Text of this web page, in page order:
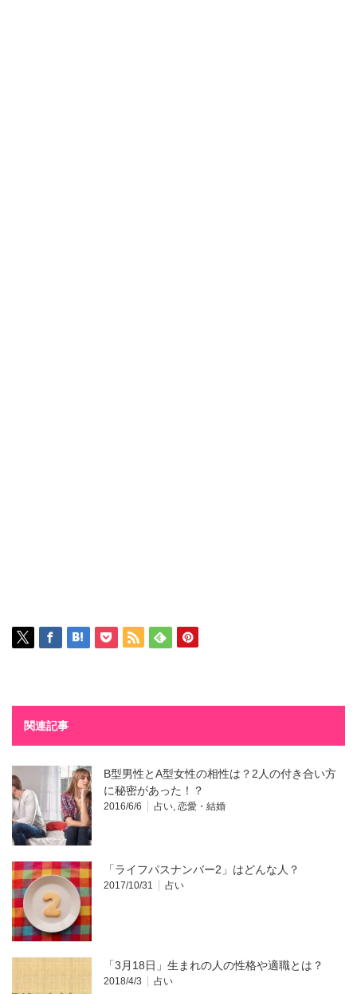
関連記事
B型男性とA型女性の相性は？2人の付き合い方
に秘密があった！？
2016/6/6 占い, 恋愛・結婚
「ライフパスナンバー2」はどんな人？
2017/10/31 占い
「3月18日」生まれの人の性格や適職とは？
2018/4/3 占い